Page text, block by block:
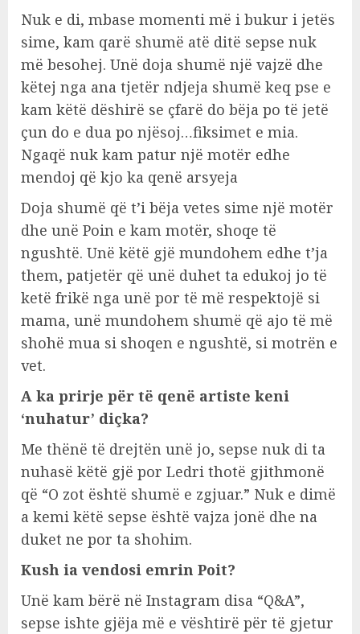
Nuk e di, mbase momenti më i bukur i jetës
sime, kam qarë shumë atë ditë sepse nuk
më besohej. Unë doja shumë një vajzë dhe
këtej nga ana tjetër ndjeja shumë keq pse e
kam këtë dëshirë se çfarë do bëja po të jetë
çun do e dua po njësoj…fiksimet e mia.
Ngaqë nuk kam patur një motër edhe
mendoj që kjo ka qenë arsyeja
Doja shumë që t’i bëja vetes sime një motër
dhe unë Poin e kam motër, shoqe të
ngushtë. Unë këtë gjë mundohem edhe t’ja
them, patjetër që unë duhet ta edukoj jo të
ketë frikë nga unë por të më respektojë si
mama, unë mundohem shumë që ajo të më
shohë mua si shoqen e ngushtë, si motrën e
vet.
A ka prirje për të qenë artiste keni
‘nuhatur’ diçka?
Me thënë të drejtën unë jo, sepse nuk di ta
nuhasë këtë gjë por Ledri thotë gjithmonë
që “O zot është shumë e zgjuar.” Nuk e dimë
a kemi këtë sepse është vajza jonë dhe na
duket ne por ta shohim.
Kush ia vendosi emrin Poit?
Unë kam bërë në Instagram disa “Q&A”,
sepse ishte gjëja më e vështirë për të gjetur